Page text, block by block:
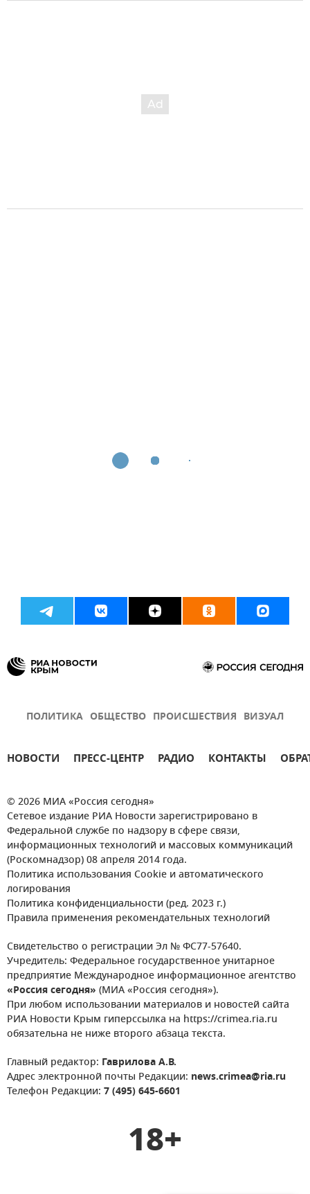
ПОЛИТИКА ОБЩЕСТВО ПРОИСШЕСТВИЯ ВИЗУАЛ
НОВОСТИ ПРЕСС-ЦЕНТР РАДИО КОНТАКТЫ
© 2026 МИА «Россия сегодня»
Сетевое издание РИА Новости зарегистрировано в
Федеральной службе по надзору в сфере связи,
информационных технологий и массовых коммуникаций
(Роскомнадзор) 08 апреля 2014 года.
Политика использования Cookie и автоматического
логирования
Политика конфиденциальности (ред. 2023 г.)
Правила применения рекомендательных технологий
Свидетельство о регистрации Эл № ФС77-57640.
Учредитель: Федеральное государственное унитарное
предприятие Международное информационное агентство
«Россия сегодня» (МИА «Россия сегодня»).
При любом использовании материалов и новостей сайта
РИА Новости Крым гиперссылка на https://crimea.ria.ru
обязательна не ниже второго абзаца текста.
Главный редактор: Гаврилова А.В.
Адрес электронной почты Редакции: news.crimea@ria.ru
Телефон Редакции: 7 (495) 645-6601
18+